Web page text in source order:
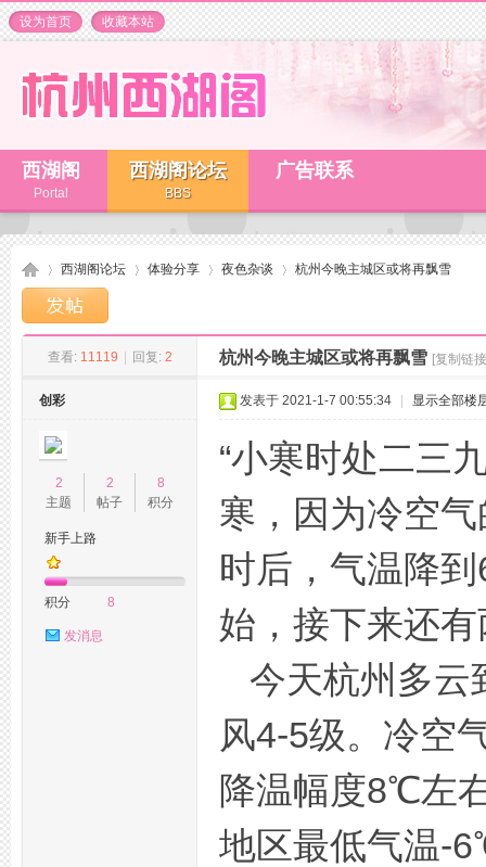
设为首页 收藏本站
西湖阁
Portal
西湖阁论坛
BBS
广告联系
西湖阁论坛 体验分享 夜色杂谈
›
杭州今晚主城区或将再飘雪
查看: 11119 回复: 2 杭州今晚主城区或将再飘雪 [复制链
创彩
2
主题
2
帖子
8
积分
新手上路
积分 8
发消息
发表于 2021-1-7 00:55:34 显示全部楼
“小寒时处二三
寒，因为冷空
时后，气温降
始，接下来还
今天杭州多
风4-5级。冷空
降温幅度8℃左
地区最低气温-